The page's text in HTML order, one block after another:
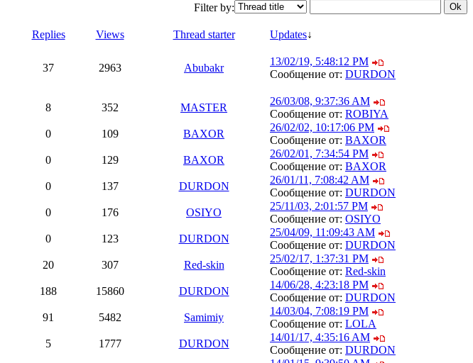
Filter by:
Replies Views Thread starter Updates↓
37 2963 Abubakr
13/02/19, 5:48:12 PM
Сообщение от: DURDON
8 352 MASTER
26/03/08, 9:37:36 AM
Сообщение от: ROBIYA
0 109 BAXOR
26/02/02, 10:17:06 PM
Сообщение от: BAXOR
0 129 BAXOR
26/02/01, 7:34:54 PM
Сообщение от: BAXOR
0 137 DURDON
26/01/11, 7:08:42 AM
Сообщение от: DURDON
0 176 OSIYO
25/11/03, 2:01:57 PM
Сообщение от: OSIYO
0 123 DURDON
25/04/09, 11:09:43 AM
Сообщение от: DURDON
20 307 Red-skin
25/02/17, 1:37:31 PM
Сообщение от: Red-skin
188 15860 DURDON
14/06/28, 4:23:18 PM
Сообщение от: DURDON
91 5482 Samimiy
14/03/04, 7:08:19 PM
Сообщение от: LOLA
5 1777 DURDON
14/01/17, 4:35:16 AM
Сообщение от: DURDON